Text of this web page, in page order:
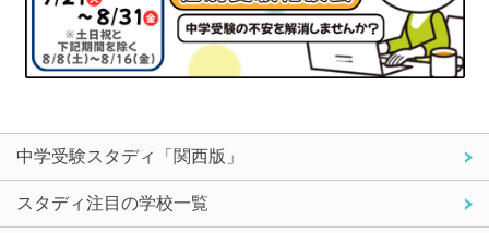
中学受験スタディ「関西版」
スタディ注目の学校一覧